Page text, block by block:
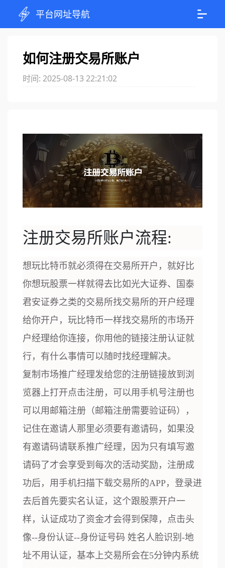
平台网址导航
如何注册交易所账户
时间: 2025-08-13 22:21:02
注册交易所账户流程:
想玩比特币就必须得在交易所开户，就好比
你想玩股票一样就得去比如光大证券、国泰
君安证券之类的交易所找交易所的开户经理
给你开户，玩比特币一样找交易所的市场开
户经理给你连接，你用他的链接注册认证就
行，有什么事情可以随时找经理解决。
复制市场推广经理发给您的注册链接放到浏
览器上打开点击注册，可以用手机号注册也
可以用邮箱注册（邮箱注册需要验证码），
记住在邀请人那里必须要有邀请码，如果没
有邀请码请联系推广经理，因为只有填写邀
请码了才会享受到每次的活动奖励，注册成
功后，用手机扫描下载交易所的APP，登录进
去后首先要实名认证，这个跟股票开户一
样，认证成功了资金才会得到保障，点击头
像--身份认证--身份证号码 姓名人脸识别-地
址不用认证，基本上交易所会在5分钟内系统